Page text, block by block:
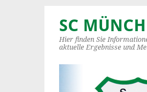
SC
Hier finden Sie
aktuelle Ergebnisse und